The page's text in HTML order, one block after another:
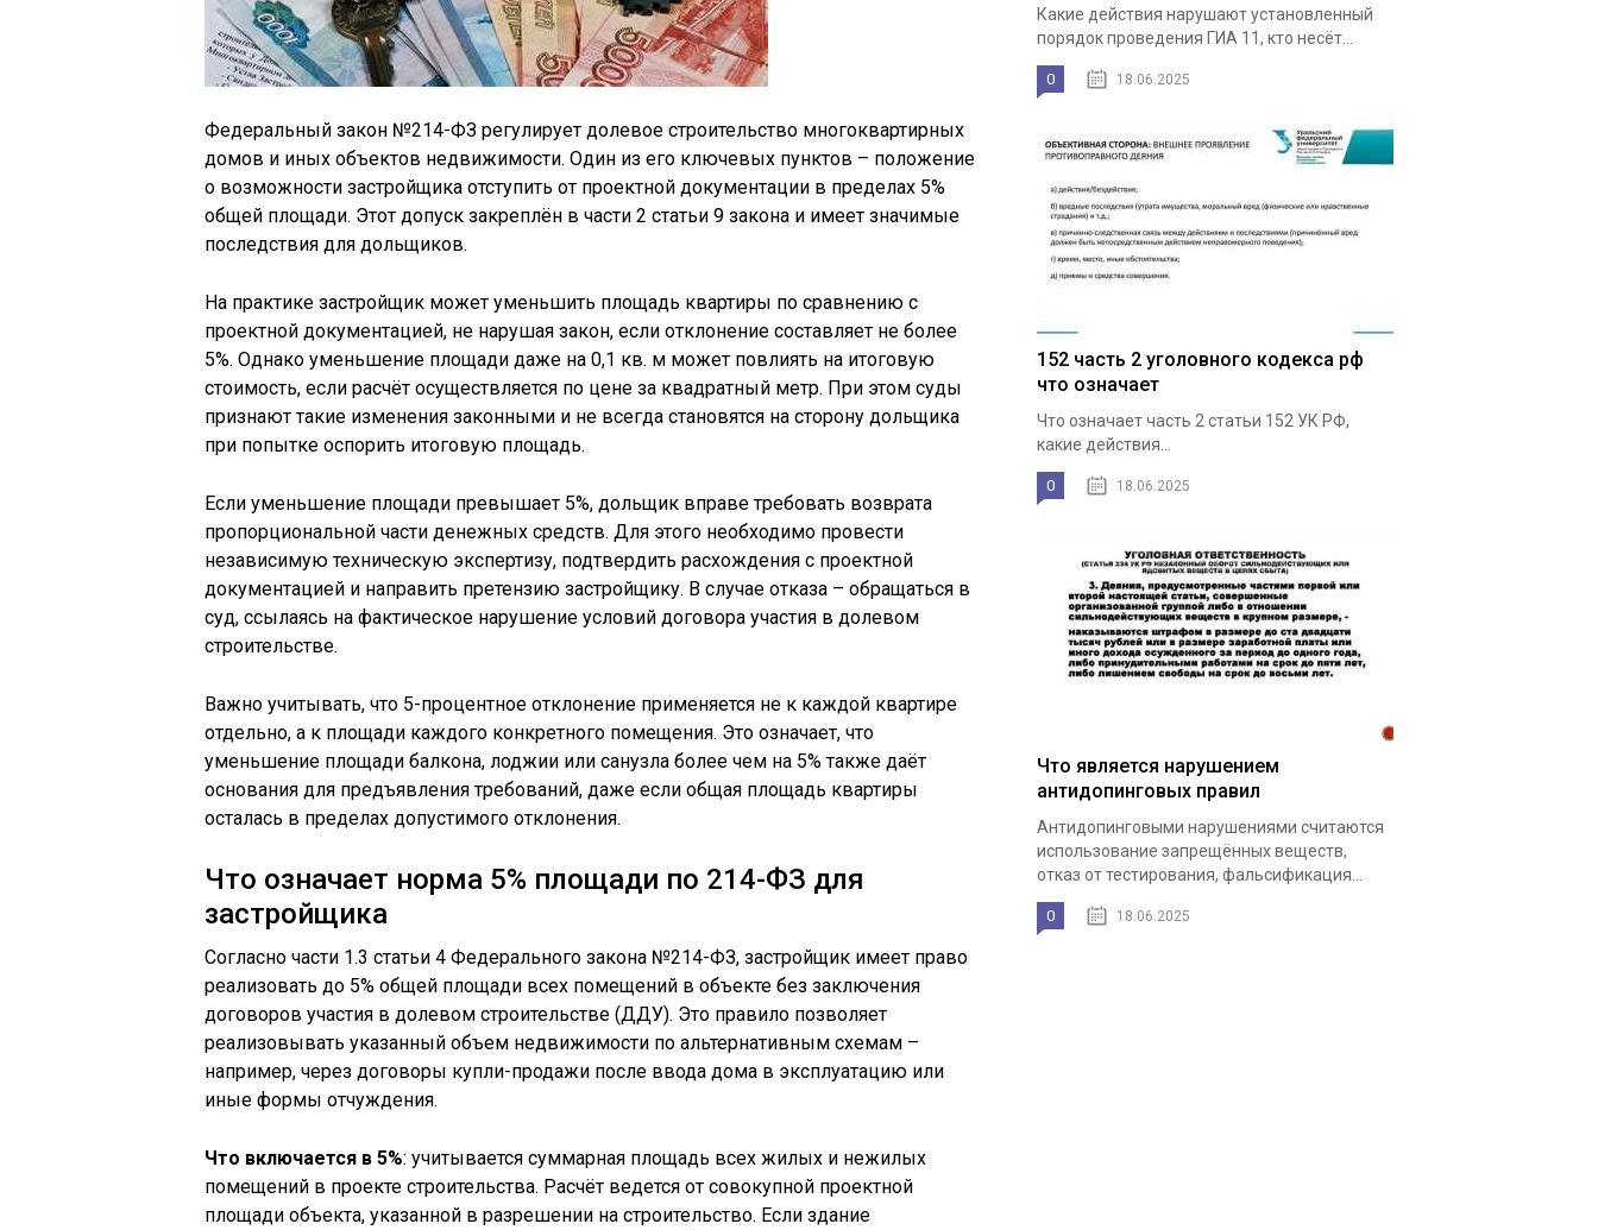
Федеральный закон №214-ФЗ регулирует долевое строительство многоквартирных
домов и иных объектов недвижимости. Один из его ключевых пунктов – положение
о возможности застройщика отступить от проектной документации в пределах 5%
общей площади. Этот допуск закреплён в части 2 статьи 9 закона и имеет значимые
последствия для дольщиков.
На практике застройщик может уменьшить площадь квартиры по сравнению с
проектной документацией, не нарушая закон, если отклонение составляет не более
5%. Однако уменьшение площади даже на 0,1 кв. м может повлиять на итоговую
стоимость, если расчёт осуществляется по цене за квадратный метр. При этом суды
признают такие изменения законными и не всегда становятся на сторону дольщика
при попытке оспорить итоговую площадь.
Если уменьшение площади превышает 5%, дольщик вправе требовать возврата
пропорциональной части денежных средств. Для этого необходимо провести
независимую техническую экспертизу, подтвердить расхождения с проектной
документацией и направить претензию застройщику. В случае отказа – обращаться в
суд, ссылаясь на фактическое нарушение условий договора участия в долевом
строительстве.
Важно учитывать, что 5-процентное отклонение применяется не к каждой квартире
отдельно, а к площади каждого конкретного помещения. Это означает, что
уменьшение площади балкона, лоджии или санузла более чем на 5% также даёт
основания для предъявления требований, даже если общая площадь квартиры
осталась в пределах допустимого отклонения.
Что означает норма 5% площади по 214-ФЗ для
застройщика
Согласно части 1.3 статьи 4 Федерального закона №214-ФЗ, застройщик имеет право
реализовать до 5% общей площади всех помещений в объекте без заключения
договоров участия в долевом строительстве (ДДУ). Это правило позволяет
реализовывать указанный объем недвижимости по альтернативным схемам –
например, через договоры купли-продажи после ввода дома в эксплуатацию или
иные формы отчуждения.
Что включается в 5%: учитывается суммарная площадь всех жилых и нежилых
помещений в проекте строительства. Расчёт ведется от совокупной проектной
площади объекта, указанной в разрешении на строительство. Если здание
Какие действия нарушают установленный
порядок проведения ГИА 11, кто несёт...
0 18.06.2025
152 часть 2 уголовного кодекса рф
что означает
Что означает часть 2 статьи 152 УК РФ,
какие действия...
0 18.06.2025
Что является нарушением
антидопинговых правил
Антидопинговыми нарушениями считаются
использование запрещённых веществ,
отказ от тестирования, фальсификация...
0 18.06.2025